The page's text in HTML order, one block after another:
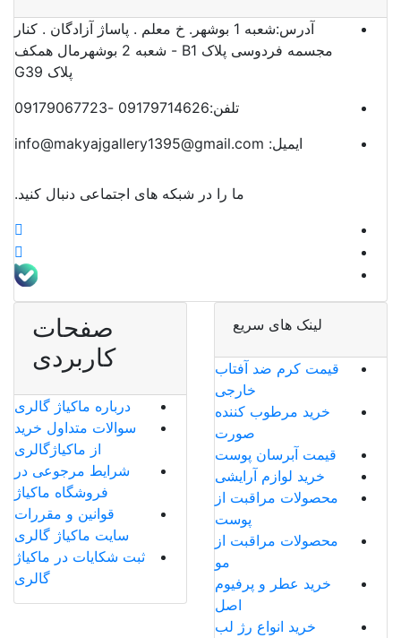
آدرس:
شعبه 1 بوشهر. خ معلم . پاساژ آزادگان . کنار
مجسمه فردوسی پلاک B1 - شعبه 2 بوشهرمال همکف
پلاک G39
تلفن:09179714626 -09179067723
ایمیل:
ما را در شبکه های اجتماعی دنبال کنید.
لینک های سریع
قیمت کرم ضد آفتاب
خارجی
خرید مرطوب کننده
صورت
قیمت آبرسان پوست
خرید لوازم آرایشی
محصولات مراقبت از
پوست
محصولات مراقبت از
مو
خرید عطر و پرفیوم
اصل
خرید انواع رژ لب
صفحات
کاربردی
درباره ماکیاژ گالری
سوالات متداول خرید
از ماکیاژگالری
شرایط مرجوعی در
فروشگاه ماکیاژ
قوانین و مقررات
سایت ماکیاژ گالری
ثبت شکایات در ماکیاژ
گالری